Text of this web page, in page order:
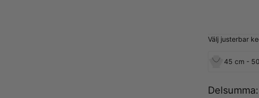
Välj justerbar
45 cm -
Delsumma: